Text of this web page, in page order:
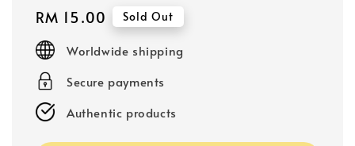
Regular
price
RM 15.00 Sold Out
Worldwide shipping
Secure payments
Authentic products